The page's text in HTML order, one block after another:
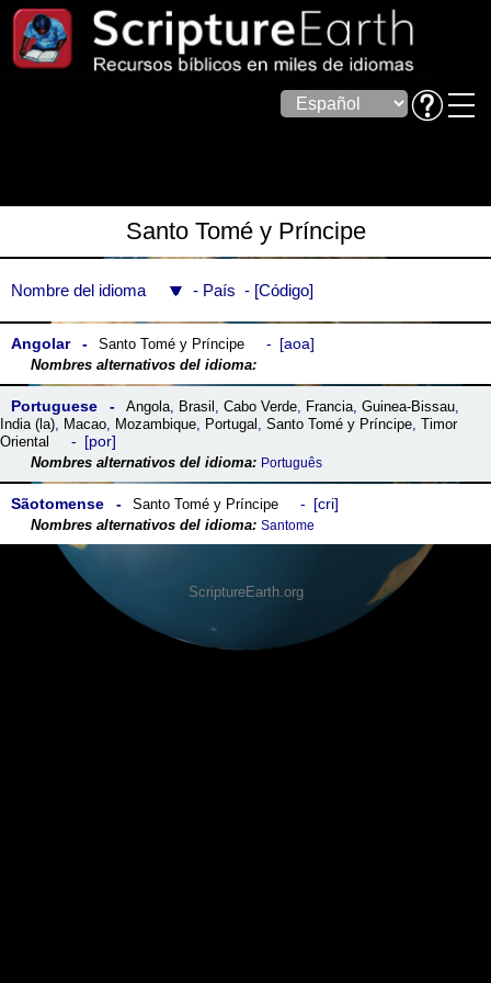
Santo Tomé y Príncipe
Nombre del idioma País Código
Angolar Santo Tomé y Príncipe aoa
Portuguese Angola, Brasil , Cabo Verde, Francia, Guinea-Bissau,
India (la), Macao, Mozambique, Portugal , Santo Tomé y Príncipe, Timor
Oriental
por
Português
Sãotomense Santo Tomé y Príncipe cri
Santome
ScriptureEarth.org